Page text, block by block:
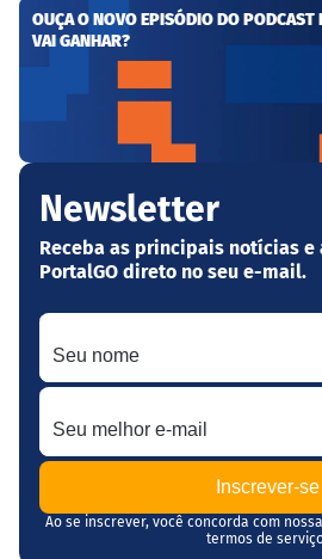
OUÇA O NOVO EPISÓDIO DO PODCAST
VAI GANHAR?
Newsletter
Receba as principais notícias e
PortalGO direto no seu e-mail.
Seu nome
Seu melhor e-mail
Ao se inscrever, você concorda com nossa
termos de